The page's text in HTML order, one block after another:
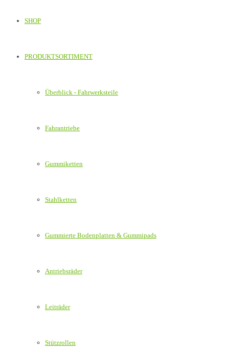
SHOP
PRODUKTSORTIMENT
Überblick - Fahrwerksteile
Fahrantriebe
Gummiketten
Stahlketten
Gummierte Bodenplatten & Gummipads
Antriebsräder
Leiträder
Stützrollen